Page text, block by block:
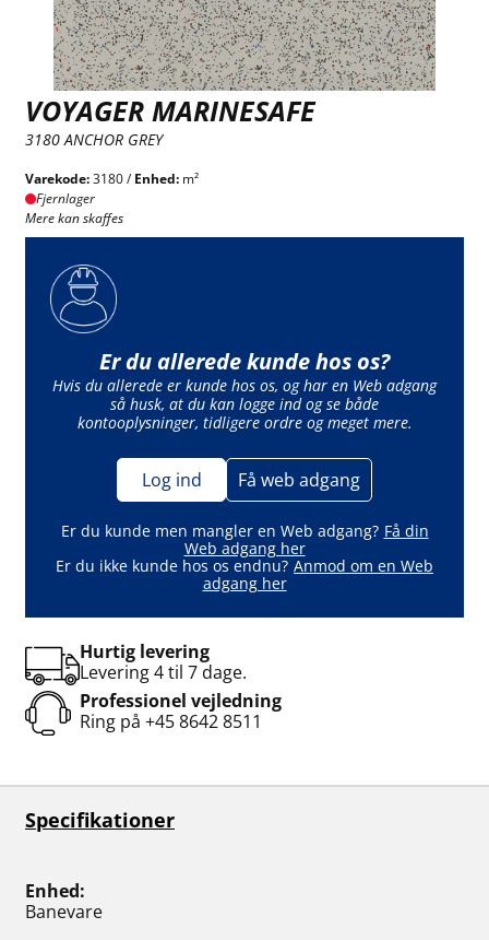
VOYAGER MARINESAFE
3180 ANCHOR GREY
Varekode:3180 /Enhed: m²
Fjernlager
Mere kan skaffes
Er du allerede kunde hos os?
Hvis du allerede er kunde hos os, og har en Web adgang
så husk, at du kan logge ind og se både
kontooplysninger, tidligere ordre og meget mere.
Log ind Få web adgang
Er du kunde men mangler en Web adgang? Få din
Web adgang her
Er du ikke kunde hos os endnu? Anmod om en Web
adgang her
Hurtig levering
Levering 4 til 7 dage.
Professionel vejledning
Ring på +45 8642 8511
Specifikationer
Enhed
Banevare